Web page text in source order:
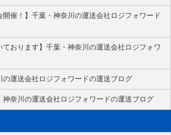
開催！】千葉・神奈川の運送会社ロジフォワード
ております】千葉・神奈川の運送会社ロジフォワ
の運送会社ロジフォワードの運送ブログ
神奈川の運送会社ロジフォワードの運送ブログ